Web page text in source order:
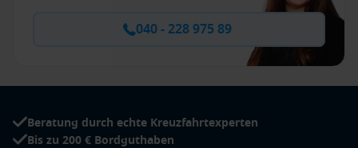
040 - 228 975 89
Beratung durch echte Kreuzfahrtexperten
Bis zu 200 € Bordguthaben